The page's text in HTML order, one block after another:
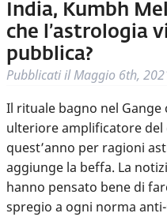
India, Kumbh
che l’astrologia
pubblica?
Pubblicati ilMaggio 6th,
Il rituale bagno nel
ulteriore amplificatore
quest’anno per ragioni
aggiunge la beffa. La
hanno pensato bene di
spregio a ogni norma